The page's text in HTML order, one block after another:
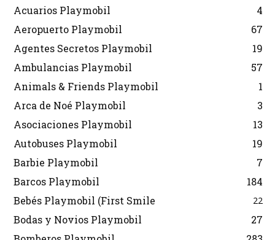
Acuarios Playmobil
4
Aeropuerto Playmobil
67
Agentes Secretos Playmobil
19
Ambulancias Playmobil
57
Animals & Friends Playmobil
1
Arca de Noé Playmobil
3
Asociaciones Playmobil
13
Autobuses Playmobil
19
Barbie Playmobil
7
Barcos Playmobil
184
Bebés Playmobil (First Smile
22
Bodas y Novios Playmobil
27